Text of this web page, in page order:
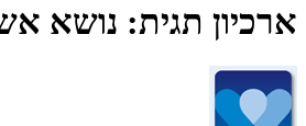
ארכיון תגית: נושא